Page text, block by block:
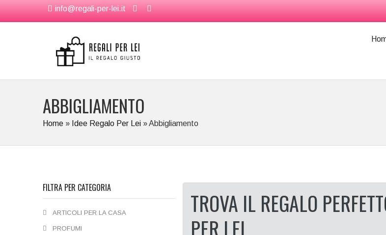
info@regali-per-lei.it
ABBIGLIAMENTO
Home » Idee Regalo Per Lei »Abbigliamento
FILTRA PER CATEGORIA
ARTICOLI PER LA CASA
PROFUMI
TROVA IL REGALO
PER LEI